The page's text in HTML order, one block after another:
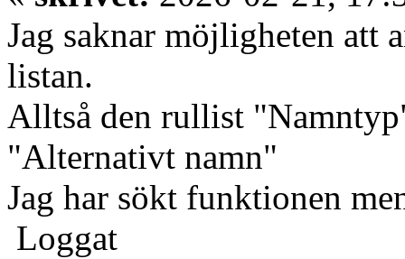
Jag saknar möjligheten att
listan.
Alltså den rullist
"Alternativt namn"
Jag har sökt funktionen
Loggat